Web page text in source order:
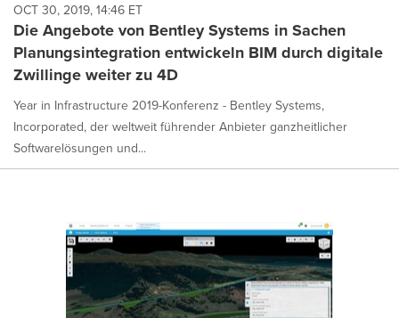
OCT 30, 2019, 14:46 ET
Die Angebote von Bentley Systems in Sachen
Planungsintegration entwickeln BIM durch digitale
Zwillinge weiter zu 4D
Year in Infrastructure 2019-Konferenz - Bentley Systems,
Incorporated, der weltweit führender Anbieter ganzheitlicher
Softwarelösungen und...